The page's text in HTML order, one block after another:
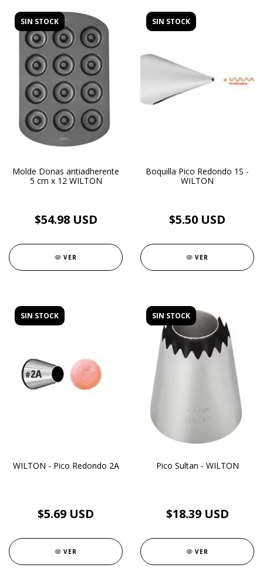
SIN STOCK
Molde Donas antiadherente
5 cm x 12 WILTON
$54.98 USD
VER
SIN STOCK
Boquilla Pico Redondo 1S -
WILTON
$5.50 USD
VER
SIN STOCK
WILTON - Pico Redondo 2A
$5.69 USD
VER
SIN STOCK
Pico Sultan - WILTON
$18.39 USD
VER